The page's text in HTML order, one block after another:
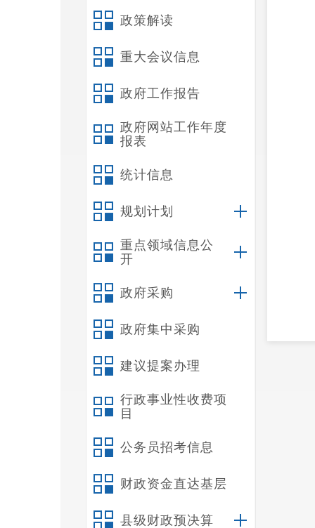
政策解读
重大会议信息
政府工作报告
政府网站工作年度
报表
统计信息
规划计划
重点领域信息公
开
政府采购
政府集中采购
建议提案办理
行政事业性收费项
目
公务员招考信息
财政资金直达基层
县级财政预决算